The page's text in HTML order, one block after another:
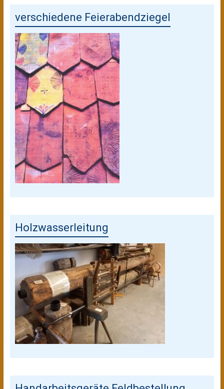
verschiedene Feierabendziegel
Holzwasserleitung